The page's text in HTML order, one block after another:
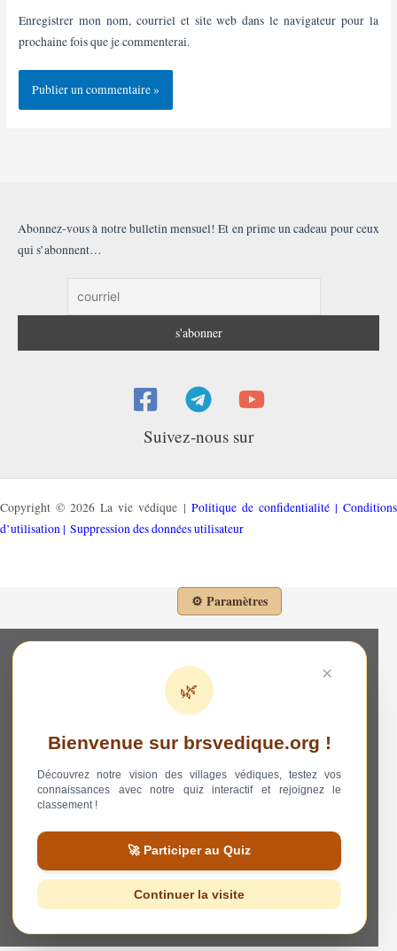
Enregistrer mon nom, courriel et site web dans le navigateur pour la
prochaine fois que je commenterai.
Abonnez-vous à notre bulletin mensuel! Et en prime un cadeau pour ceux
qui s’abonnent…
Suivez-nous sur
Copyright © 2026 La vie védique |Politique de confidentialité | Conditions
d’utilisation | Suppression des données utilisateur
⚙️ Paramètres
×
🌿
Bienvenue sur brsvedique.org !
Découvrez notre vision des villages védiques, testez vos
connaissances avec notre quiz interactif et rejoignez le
classement !
🚀 Participer au Quiz
Continuer la visite